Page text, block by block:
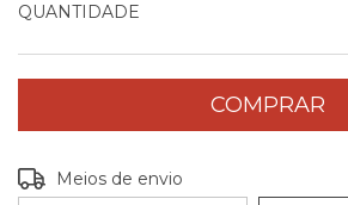
QUANTIDADE
Entregas para o CEP:
Meios de envio